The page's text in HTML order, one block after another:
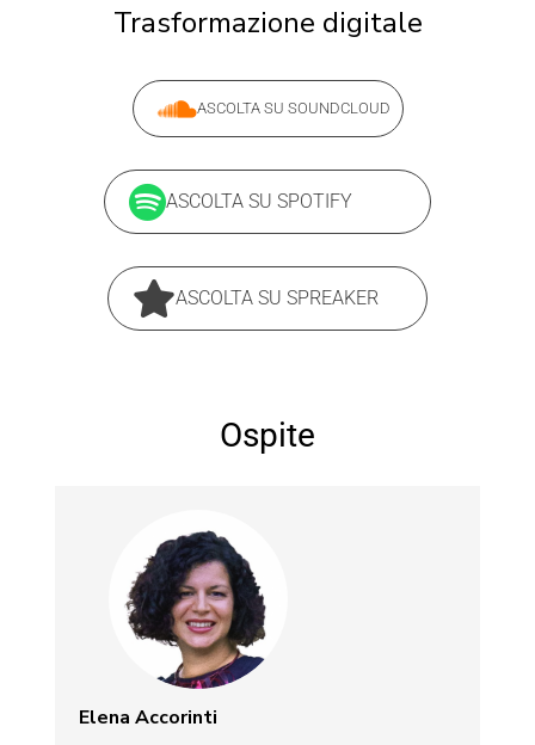
Trasformazione digitale
ASCOLTA SU SOUNDCLOUD
ASCOLTA SU SPOTIFY
ASCOLTA SU SPREAKER
Ospite
Elena Accorinti